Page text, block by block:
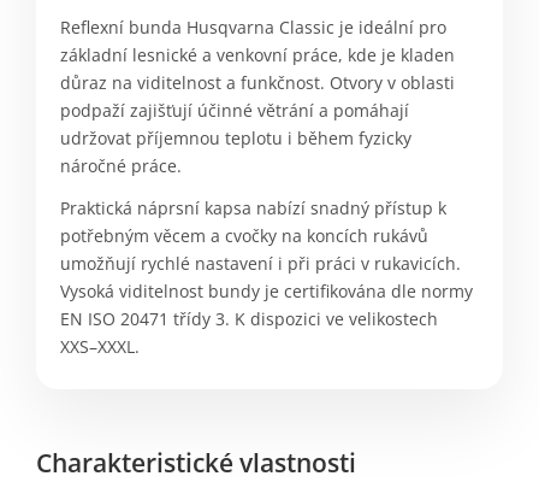
Reflexní bunda Husqvarna Classic je ideální pro
základní lesnické a venkovní práce, kde je kladen
důraz na viditelnost a funkčnost. Otvory v oblasti
podpaží zajišťují účinné větrání a pomáhají
udržovat příjemnou teplotu i během fyzicky
náročné práce.
Praktická náprsní kapsa nabízí snadný přístup k
potřebným věcem a cvočky na koncích rukávů
umožňují rychlé nastavení i při práci v rukavicích.
Vysoká viditelnost bundy je certifikována dle normy
EN ISO 20471 třídy 3. K dispozici ve velikostech
XXS–XXXL.
Charakteristické vlastnosti